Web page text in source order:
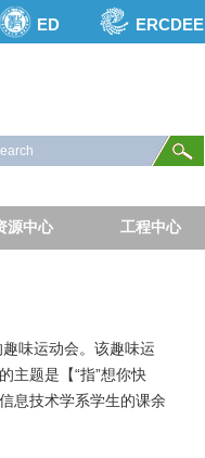
ERCDEE
ED
源中心 工程中心
味运动会。该趣味运
主题是【“指”想你快
息技术学系学生的课余